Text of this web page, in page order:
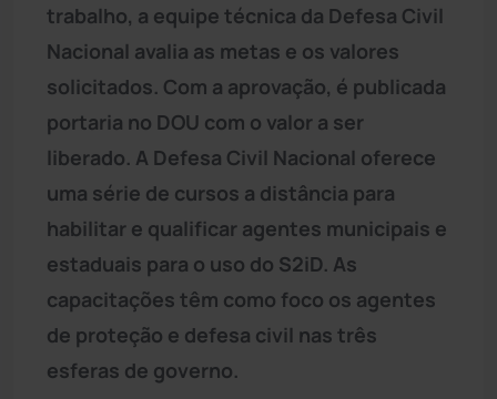
trabalho, a equipe técnica da Defesa Civil
Nacional avalia as metas e os valores
solicitados. Com a aprovação, é publicada
portaria no DOU com o valor a ser
liberado. A Defesa Civil Nacional oferece
uma série de cursos a distância para
habilitar e qualificar agentes municipais e
estaduais para o uso do S2iD. As
capacitações têm como foco os agentes
de proteção e defesa civil nas três
esferas de governo.